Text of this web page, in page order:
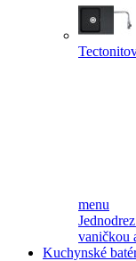
menu
vaničkou
Kuchynské